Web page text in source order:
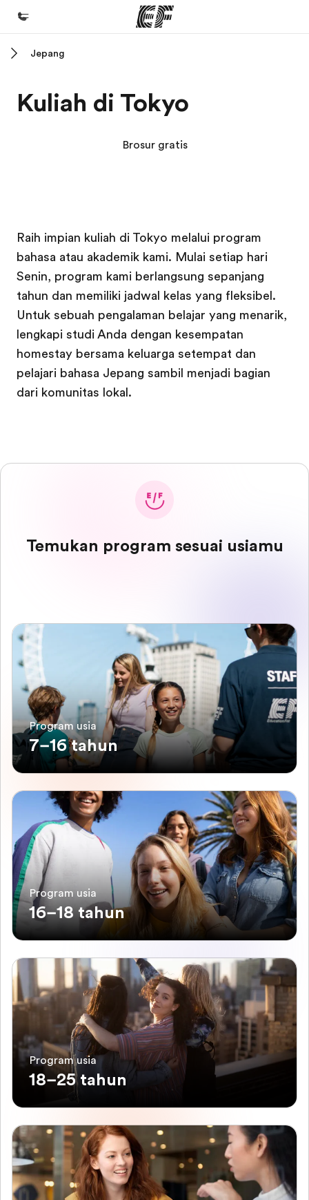
Daftar program
Cerita kami
Karir
Bergabung dengan tim kami
Jepang
Kuliah di Tokyo
Brosur gratis
Raih impian kuliah di Tokyo melalui program
bahasa atau akademik kami. Mulai setiap hari
Senin, program kami berlangsung sepanjang
tahun dan memiliki jadwal kelas yang fleksibel.
Untuk sebuah pengalaman belajar yang menarik,
lengkapi studi Anda dengan kesempatan
homestay bersama keluarga setempat dan
pelajari bahasa Jepang sambil menjadi bagian
dari komunitas lokal.
Temukan program sesuai usiamu
Program usia
7–16 tahun
Program usia
16–18 tahun
Program usia
18–25 tahun